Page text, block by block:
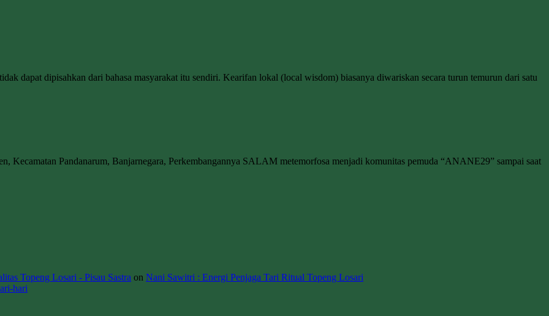
dapat dipisahkan dari bahasa masyarakat itu sendiri. Kearifan lokal (local wisdom) biasanya diwariskan secara turun temurun dari satu
Kecamatan Pandanarum, Banjarnegara, Perkembangannya SALAM metemorfosa menjadi komunitas pemuda “ANANE29” sampai saat
Topeng Losari - Pisau Sastra on Nani Sawitri : Energi Penjaga Tari Ritual Topeng Losari
hari